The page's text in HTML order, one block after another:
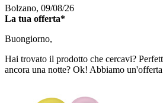
Bolzano, 09/08/26
La tua offerta*
Buongiorno,
Hai trovato il prodotto che cercavi?
ancora una notte? Ok! Abbiamo